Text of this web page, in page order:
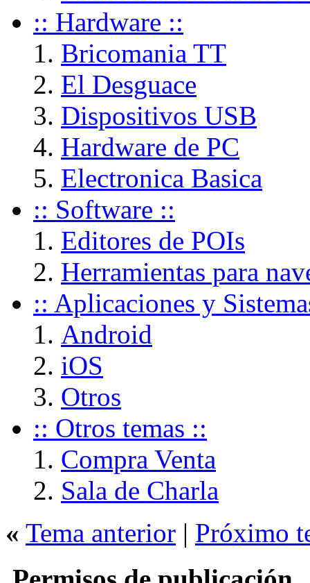
:: Hardware ::
Bricomania TT
El Desguace
Dispositivos USB
Hardware de PC
Electronica Basica
:: Software ::
Editores de POIs
Herramientas para
:: Aplicaciones y
Android
iOS
Otros
:: Otros temas ::
Compra Venta
Sala de Charla
« Tema anterior | Próximo